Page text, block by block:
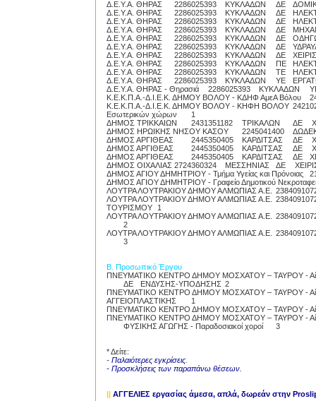
Δ.Ε.Υ.Α. ΘΗΡΑΣ
2286025393 ΚΥΚΛΑΔΩΝ ΔΕ
Δ.Ε.Υ.Α. ΘΗΡΑΣ
2286025393 ΚΥΚΛΑΔΩΝ ΔΕ
Δ.Ε.Υ.Α. ΘΗΡΑΣ
2286025393 ΚΥΚΛΑΔΩΝ ΔΕ
Δ.Ε.Υ.Α. ΘΗΡΑΣ
2286025393 ΚΥΚΛΑΔΩΝ ΔΕ
Δ.Ε.Υ.Α. ΘΗΡΑΣ
2286025393 ΚΥΚΛΑΔΩΝ ΔΕ
Δ.Ε.Υ.Α. ΘΗΡΑΣ
2286025393 ΚΥΚΛΑΔΩΝ ΔΕ
Δ.Ε.Υ.Α. ΘΗΡΑΣ
2286025393 ΚΥΚΛΑΔΩΝ ΔΕ
Δ.Ε.Υ.Α. ΘΗΡΑΣ
2286025393 ΚΥΚΛΑΔΩΝ ΠΕ
Δ.Ε.Υ.Α. ΘΗΡΑΣ
2286025393 ΚΥΚΛΑΔΩΝ ΤΕ
Δ.Ε.Υ.Α. ΘΗΡΑΣ
2286025393 ΚΥΚΛΑΔΩΝ ΥΕ
Δ.Ε.Υ.Α. ΘΗΡΑΣ - Θηρασιά
2286025393 ΚΥΚΛΑΔΩΝ
Κ.Ε.Κ.Π.Α.-Δ.Ι.Ε.Κ. ΔΗΜΟΥ ΒΟΛΟΥ - ΚΔΗΦ ΑμεΑ Βόλου
Κ.Ε.Κ.Π.Α.-Δ.Ι.Ε.Κ. ΔΗΜΟΥ ΒΟΛΟΥ - ΚΗΦΗ ΒΟΛΟΥ
Εσωτερικών χώρων
1
ΔΗΜΟΣ ΤΡΙΚΚΑΙΩΝ
2431351182 ΤΡΙΚΑΛΩΝ ΔΕ
ΔΗΜΟΣ ΗΡΩΙΚΗΣ ΝΗΣΟΥ ΚΑΣΟΥ
2245041400
ΔΗΜΟΣ ΑΡΓΙΘΕΑΣ
2445350405 ΚΑΡΔΙΤΣΑΣ ΔΕ
ΔΗΜΟΣ ΑΡΓΙΘΕΑΣ
2445350405 ΚΑΡΔΙΤΣΑΣ ΔΕ
ΔΗΜΟΣ ΑΡΓΙΘΕΑΣ
2445350405 ΚΑΡΔΙΤΣΑΣ ΔΕ
ΔΗΜΟΣ ΟΙΧΑΛΙΑΣ 2724360324 ΜΕΣΣΗΝΙΑΣ ΔΕ
ΔΗΜΟΣ ΑΓΙΟΥ ΔΗΜΗΤΡΙΟΥ - Τμήμα Υγείας και Πρόνοιας
ΔΗΜΟΣ ΑΓΙΟΥ ΔΗΜΗΤΡΙΟΥ - Γραφείο Δημοτικού
ΛΟΥΤΡΑ ΛΟΥΤΡΑΚΙΟΥ ΔΗΜΟΥ ΑΛΜΩΠΙΑΣ Α.Ε.
ΛΟΥΤΡΑ ΛΟΥΤΡΑΚΙΟΥ ΔΗΜΟΥ ΑΛΜΩΠΙΑΣ Α.Ε.
ΤΟΥΡΙΣΜΟΥ
1
ΛΟΥΤΡΑ ΛΟΥΤΡΑΚΙΟΥ ΔΗΜΟΥ ΑΛΜΩΠΙΑΣ Α.Ε.
2
ΛΟΥΤΡΑ ΛΟΥΤΡΑΚΙΟΥ ΔΗΜΟΥ ΑΛΜΩΠΙΑΣ Α.Ε.
3
Β. Προσωπικό Έργου
ΠΝΕΥΜΑΤΙΚΟ ΚΕΝΤΡΟ ΔΗΜΟΥ ΜΟΣΧΑΤΟΥ – ΤΑΥΡΟΥ -
ΔΕ
ΕΝΔΥΣΗΣ-ΥΠΟΔΗΣΗΣ 2
ΠΝΕΥΜΑΤΙΚΟ ΚΕΝΤΡΟ ΔΗΜΟΥ ΜΟΣΧΑΤΟΥ – ΤΑΥΡΟΥ -
ΑΓΓΕΙΟΠΛΑΣΤΙΚΗΣ
1
ΠΝΕΥΜΑΤΙΚΟ ΚΕΝΤΡΟ ΔΗΜΟΥ ΜΟΣΧΑΤΟΥ – ΤΑΥΡΟΥ -
ΠΝΕΥΜΑΤΙΚΟ ΚΕΝΤΡΟ ΔΗΜΟΥ ΜΟΣΧΑΤΟΥ – ΤΑΥΡΟΥ -
ΦΥΣΙΚΗΣ ΑΓΩΓΗΣ - Παραδοσιακοί χοροί
3
* Δείτε:
- Παλαιότερες εγκρίσεις
- Προσκλήσεις των παραπάνω θέσεων.
|| ΑΓΓΕΛΙΕΣ εργασίας άμεσα, απλά, δωρεάν στην